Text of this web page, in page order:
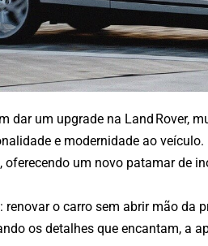
dar um upgrade na Land Rover,
e modernidade ao
um novo patamar de
renovar o carro sem abrir mão
os detalhes que encantam, a